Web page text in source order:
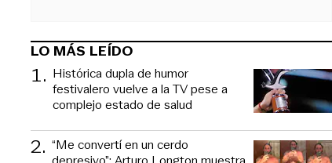
LO MÁS LEÍDO
1. Histórica dupla de humor
festivalero vuelve a la TV pese a
complejo estado de salud
2. “Me convertí en un cerdo